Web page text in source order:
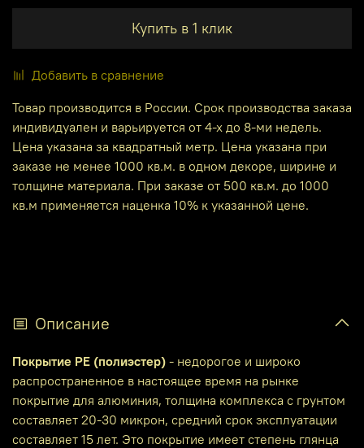
Купить в 1 клик
Добавить в сравнение
Товар производится в России. Срок производства заказа
индивидуален и варьируется от 4-х до 8-ми недель.
Цена указана за квадратный метр. Цена указана при
заказе не менее 1000 кв.м. в одном декоре, ширине и
толщине материала. При заказе от 500 кв.м. до 1000
кв.м применяется наценка 10% к указанной цене.
Описание
Покрытие PE (полиэстер) - недорогое и широко
распространенное в настоящее время на рынке
покрытие для алюминия, толщина комплекса с грунтом
составляет 20-30 микрон, средний срок эксплуатации
составляет 15 лет. Это покрытие имеет степень глянца